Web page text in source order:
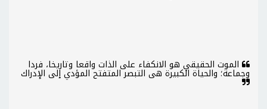
الموت الحقيقي هو الانكفاء على الذات واقعا وتاريخا، فردا
وجماعة؛ والحياة الكبيرة هى التبصر المتفتح المؤدي إلى الإدراك